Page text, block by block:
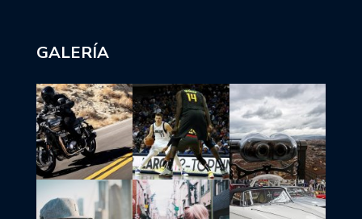
GALERÍA